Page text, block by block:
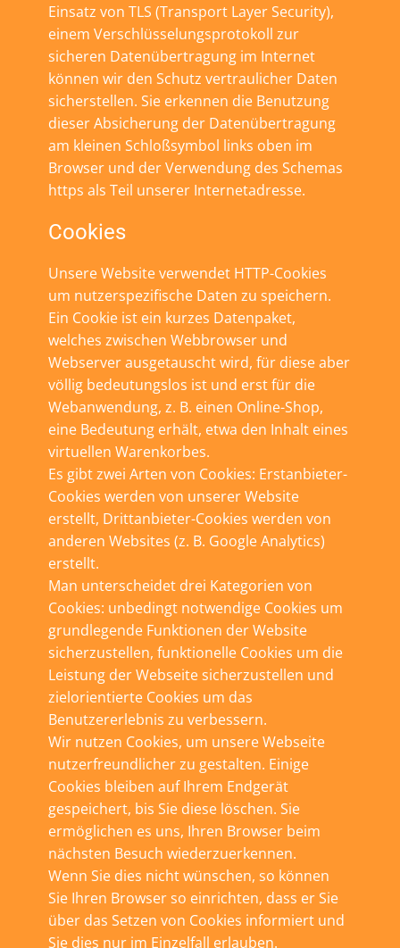
Einsatz von TLS (Transport Layer Security),
einem Verschlüsselungsprotokoll zur
sicheren Datenübertragung im Internet
können wir den Schutz vertraulicher Daten
sicherstellen. Sie erkennen die Benutzung
dieser Absicherung der Datenübertragung
am kleinen Schloßsymbol links oben im
Browser und der Verwendung des Schemas
https als Teil unserer Internetadresse.
Cookies
Unsere Website verwendet HTTP-Cookies
um nutzerspezifische Daten zu speichern.
Ein Cookie ist ein kurzes Datenpaket,
welches zwischen Webbrowser und
Webserver ausgetauscht wird, für diese aber
völlig bedeutungslos ist und erst für die
Webanwendung, z. B. einen Online-Shop,
eine Bedeutung erhält, etwa den Inhalt eines
virtuellen Warenkorbes.
Es gibt zwei Arten von Cookies: Erstanbieter-
Cookies werden von unserer Website
erstellt, Drittanbieter-Cookies werden von
anderen Websites (z. B. Google Analytics)
erstellt.
Man unterscheidet drei Kategorien von
Cookies: unbedingt notwendige Cookies um
grundlegende Funktionen der Website
sicherzustellen, funktionelle Cookies um die
Leistung der Webseite sicherzustellen und
zielorientierte Cookies um das
Benutzererlebnis zu verbessern.
Wir nutzen Cookies, um unsere Webseite
nutzerfreundlicher zu gestalten. Einige
Cookies bleiben auf Ihrem Endgerät
gespeichert, bis Sie diese löschen. Sie
ermöglichen es uns, Ihren Browser beim
nächsten Besuch wiederzuerkennen.
Wenn Sie dies nicht wünschen, so können
Sie Ihren Browser so einrichten, dass er Sie
über das Setzen von Cookies informiert und
Sie dies nur im Einzelfall erlauben.